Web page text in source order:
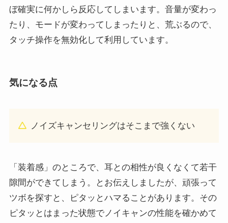
ぼ確実に何かしら反応してしまいます。音量が変わっ
たり、モードが変わってしまったりと、荒ぶるので、
タッチ操作を無効化して利用しています。
気になる点
ノイズキャンセリングはそこまで強くない
「装着感」のところで、耳との相性が良くなくて若干
隙間ができてしまう。とお伝えしましたが、頑張って
ツボを探すと、ピタッとハマることがあります。その
ピタッとはまった状態でノイキャンの性能を確かめて